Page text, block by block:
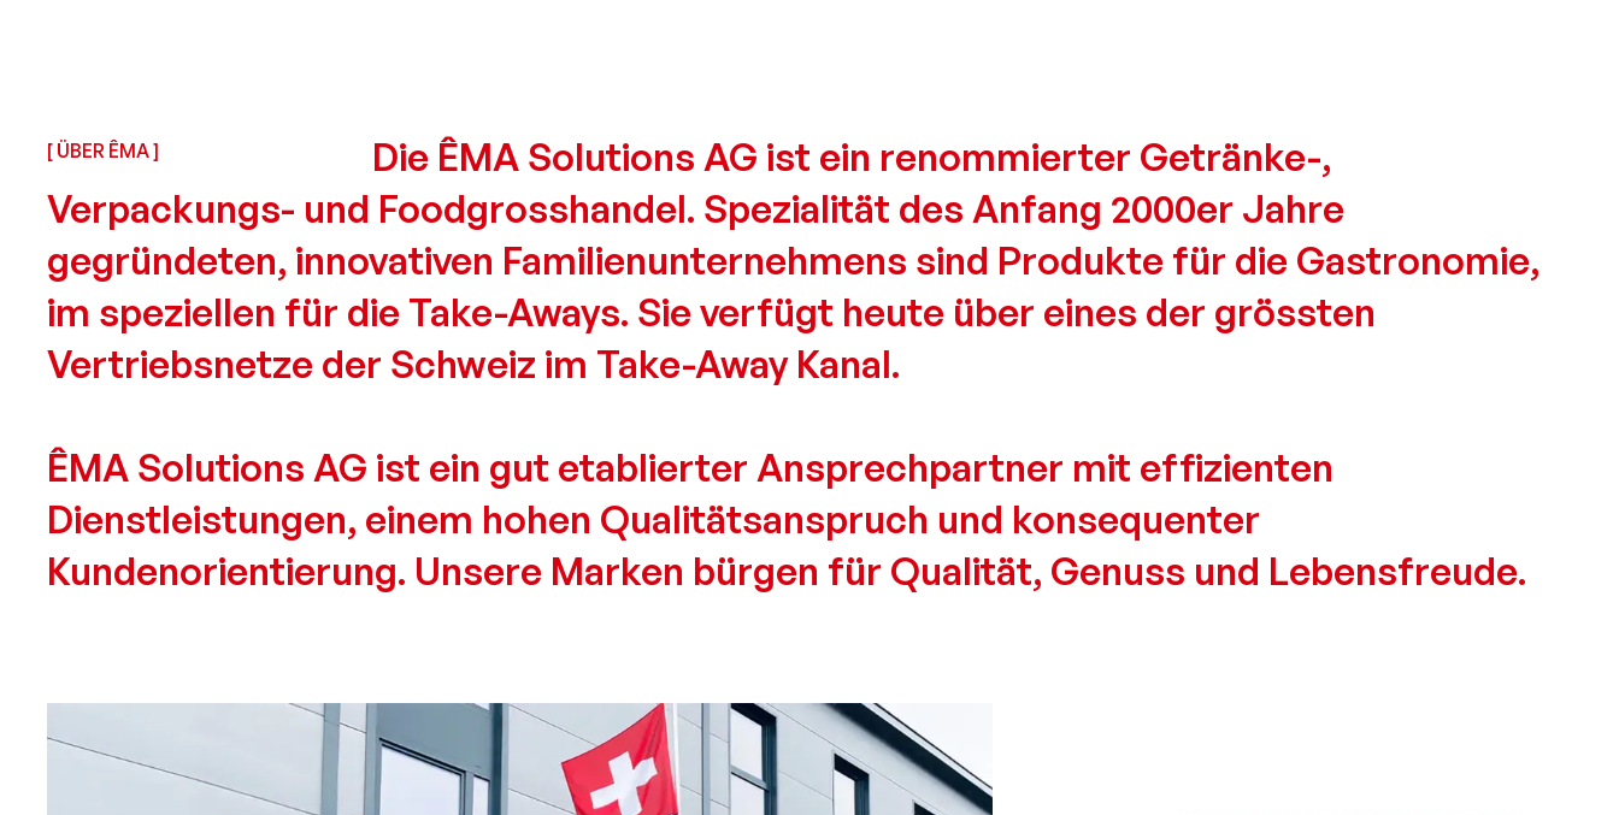
[ ÜBER ÊMA ]
Die ÊMA Solutions AG ist ein renommierter Getränke-,
Verpackungs- und Foodgrosshandel. Spezialität des Anfang 2000er Jahre
gegründeten, innovativen Familienunter­nehmens sind Produkte für die Gastronomie,
im speziellen für die Take-Aways. Sie verfügt heute über eines der grössten
Vertrieb­snetze der Schweiz im Take-Away Kanal.
ÊMA Solutions AG ist ein gut etablierter Ansprechpartner mit effizienten
Dienstleistun­gen, einem hohen Qualitätsanspruch und konsequenter
Kundenorientierung. Unsere Marken bürgen für Qualität, Genuss und Lebensfreude.